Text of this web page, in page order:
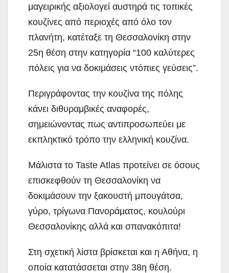
μαγειρικής αξιολογεί αυστηρά τις τοπικές
κουζίνες από περιοχές από όλο τον
πλανήτη, κατέταξε τη Θεσσαλονίκη στην
25η θέση στην κατηγορία “100 καλύτερες
πόλεις για να δοκιμάσεις ντόπιες γεύσεις”.
Περιγράφοντας την κουζίνα της πόλης
κάνει διθυραμβικές αναφορές,
σημειώνοντας πως αντιπροσωπεύει με
εκπληκτικό τρόπο την ελληνική κουζίνα.
Μάλιστα το Taste Atlas προτείνει σε όσους
επισκεφθούν τη Θεσσαλονίκη να
δοκιμάσουν την ξακουστή μπουγάτσα,
γύρο, τρίγωνα Πανοράματος, κουλούρι
Θεσσαλονίκης αλλά και σπανακόπιτα!
Στη σχετική λίστα βρίσκεται και η Αθήνα, η
οποία κατατάσσεται στην 38η θέση.